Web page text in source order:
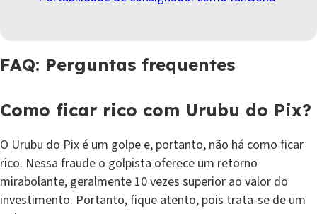
FAQ: Perguntas frequentes
Como ficar rico com Urubu do Pix?
O Urubu do Pix é um golpe e, portanto, não há como ficar
rico. Nessa fraude o golpista oferece um retorno
mirabolante, geralmente 10 vezes superior ao valor do
investimento. Portanto, fique atento, pois trata-se de um